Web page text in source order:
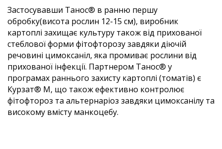
Застосувавши Танос® в ранню першу
обробку(висота рослин 12-15 см), виробник
картоплі захищає культуру також від прихованої
стеблової форми фітофторозу завдяки діючій
речовині цимоксаніл, яка промиває рослини від
прихованої інфекції. Партнером Танос® у
програмах раннього захисту картоплі (томатів) є
Курзат® М, що також ефективно контролює
фітофтороз та альтернаріоз завдяки цимоксанілу та
високому вмісту манкоцебу.